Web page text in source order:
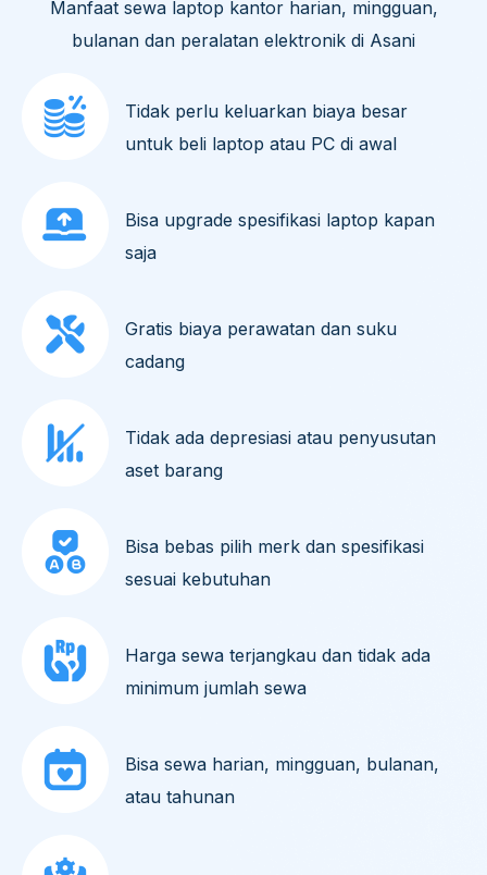
Manfaat sewa laptop kantor harian, mingguan,
bulanan dan peralatan elektronik di Asani
Tidak perlu keluarkan biaya besar
untuk beli laptop atau PC di awal
Bisa upgrade spesifikasi laptop kapan
saja
Gratis biaya perawatan dan suku
cadang
Tidak ada depresiasi atau penyusutan
aset barang
Bisa bebas pilih merk dan spesifikasi
sesuai kebutuhan
Harga sewa terjangkau dan tidak ada
minimum jumlah sewa
Bisa sewa harian, mingguan, bulanan,
atau tahunan